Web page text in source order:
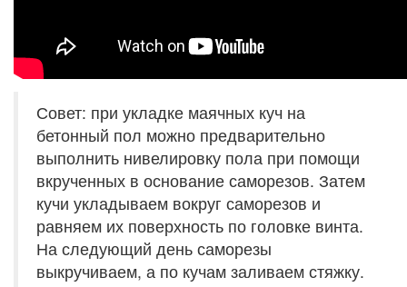
Совет: при укладке маячных куч на
бетонный пол можно предварительно
выполнить нивелировку пола при помощи
вкрученных в основание саморезов. Затем
кучи укладываем вокруг саморезов и
равняем их поверхность по головке винта.
На следующий день саморезы
выкручиваем, а по кучам заливаем стяжку.